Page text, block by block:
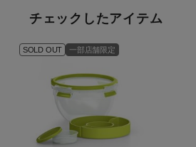
チェックしたアイテム
SOLD OUT 一部店舗限定